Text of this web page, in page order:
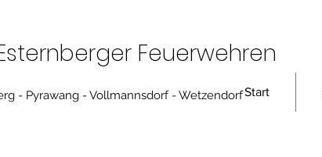
Feuerwehren
- Pyrawang - Vollmannsdorf - WetzendorfStart